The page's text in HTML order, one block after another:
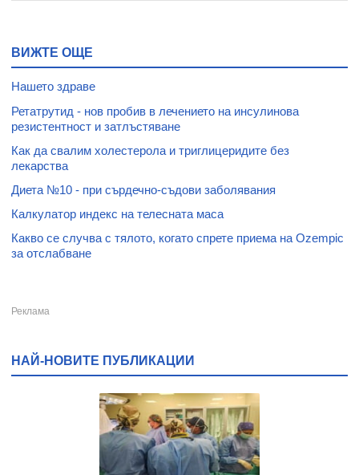
ВИЖТЕ ОЩЕ
Нашето здраве
Ретатрутид - нов пробив в лечението на инсулинова
резистентност и затлъстяване
Как да свалим холестерола и триглицеридите без
лекарства
Диета №10 - при сърдечно-съдови заболявания
Калкулатор индекс на телесната маса
Какво се случва с тялото, когато спрете приема на Ozempic
за отслабване
НАЙ-НОВИТЕ ПУБЛИКАЦИИ